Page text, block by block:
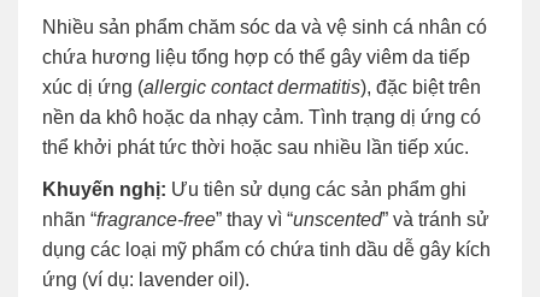
Nhiều sản phẩm chăm sóc da và vệ sinh cá nhân có
chứa hương liệu tổng hợp có thể gây viêm da tiếp
xúc dị ứng (allergic contact dermatitis), đặc biệt trên
nền da khô hoặc da nhạy cảm. Tình trạng dị ứng có
thể khởi phát tức thời hoặc sau nhiều lần tiếp xúc.
Khuyến nghị: Ưu tiên sử dụng các sản phẩm ghi
nhãn “fragrance-free” thay vì “unscented” và tránh sử
dụng các loại mỹ phẩm có chứa tinh dầu dễ gây kích
ứng (ví dụ: lavender oil).